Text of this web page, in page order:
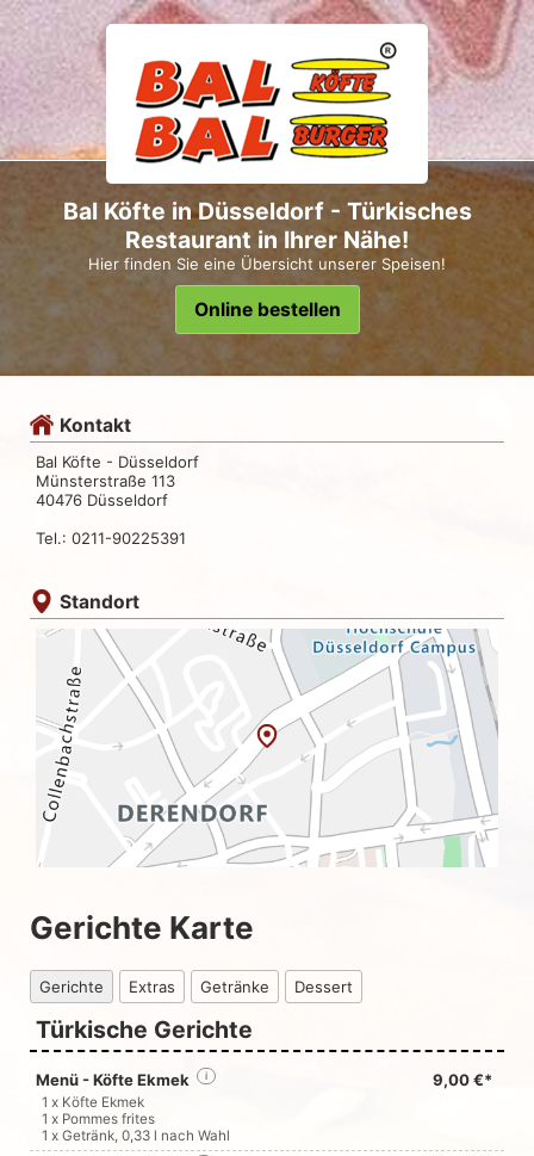
Bal Köfte in Düsseldorf - Türkisches
Restaurant in Ihrer Nähe!
Hier finden Sie eine Übersicht unserer Speisen!
Online bestellen
Kontakt
Bal Köfte - Düsseldorf
Münsterstraße 113
40476 Düsseldorf
Tel.: 0211-90225391
Standort
Gerichte Karte
Gerichte Extras Getränke Dessert
Türkische Gerichte
Menü - Köfte Ekmek 9,00 €*
i
1 x Köfte Ekmek
1 x Pommes frites
1 x Getränk, 0,33 l nach Wahl